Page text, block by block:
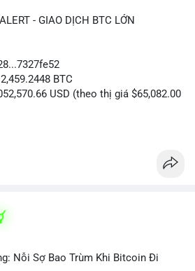
- GIAO DỊCH BTC LỚN
BTC
USD (theo thị giá $65,082.00
đương hơn 160 triệu USD được
này có thể phục vụ mục đích tái
lạnh để nắm giữ dài hạn, hoặc
áp lực tâm lý ngắn hạn lên thị trường
Nỗi Sợ Bao Trùm Khi Bitcoin Đi